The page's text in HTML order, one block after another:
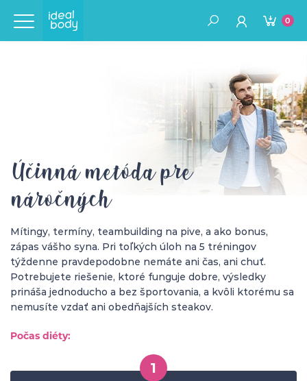
0
Účinná metóda pre
náročných
Mítingy, termíny, teambuilding na pive, a ako bonus,
zápas vášho syna. Pri toľkých úloh na 5 tréningov
týždenne pravdepodobne nemáte ani čas, ani chuť.
Potrebujete riešenie, ktoré funguje dobre, výsledky
prináša jednoducho a bez športovania, a kvôli ktorému sa
nemusíte vzdať ani obedňajších steakov.
Počas diéty:
1